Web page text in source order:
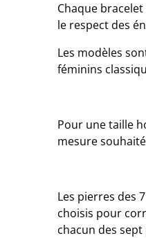
Chaque
le respect des
Les modèles
féminins
Pour une taille
mesure
Les pierres des
choisis pour
chacun des